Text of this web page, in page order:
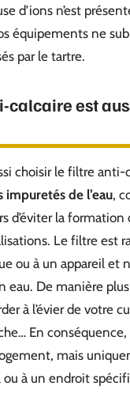
d’ions n’est
équipements ne
par le tartre.
calcaire est
choisir le filtre anti-
impuretés de l’eau,
d’éviter la formation
Le filtre est
ou à un appareil et
eau. De manière
à l’évier de votre
En
mais
ou à un endroit